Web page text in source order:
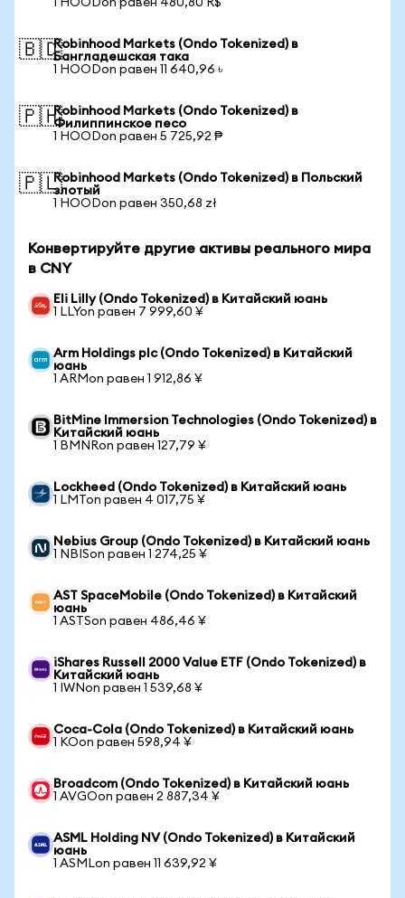
1 HOODon равен 480,80 R$
🇧🇩Robinhood Markets (Ondo Tokenized) в
Бангладешская така
1 HOODon равен 11 640,96 ৳
🇵🇭Robinhood Markets (Ondo Tokenized) в
Филиппинское песо
1 HOODon равен 5 725,92 ₱
🇵🇱Robinhood Markets (Ondo Tokenized) в Польский
злотый
1 HOODon равен 350,68 zł
Конвертируйте другие активы реального мира
в CNY
Eli Lilly (Ondo Tokenized) в Китайский юань
1 LLYon равен 7 999,60 ¥
Arm Holdings plc (Ondo Tokenized) в Китайский
юань
1 ARMon равен 1 912,86 ¥
BitMine Immersion Technologies (Ondo Tokenized) в
Китайский юань
1 BMNRon равен 127,79 ¥
Lockheed (Ondo Tokenized) в Китайский юань
1 LMTon равен 4 017,75 ¥
Nebius Group (Ondo Tokenized) в Китайский юань
1 NBISon равен 1 274,25 ¥
AST SpaceMobile (Ondo Tokenized) в Китайский
юань
1 ASTSon равен 486,46 ¥
iShares Russell 2000 Value ETF (Ondo Tokenized) в
Китайский юань
1 IWNon равен 1 539,68 ¥
Coca-Cola (Ondo Tokenized) в Китайский юань
1 KOon равен 598,94 ¥
Broadcom (Ondo Tokenized) в Китайский юань
1 AVGOon равен 2 887,34 ¥
ASML Holding NV (Ondo Tokenized) в Китайский
юань
1 ASMLon равен 11 639,92 ¥